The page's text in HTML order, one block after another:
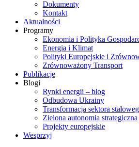
Dokumenty
Kontakt
Aktualności
Programy
Ekonomia i Polityka
Energia i Klimat
Polityki Europejskie i
Zrównoważony Transport
Publikacje
Blogi
Rynki energii – blog
Odbudowa Ukrainy
Transformacja sektora
Zielona autonomia strategiczna
Projekty europejskie
Wesprzyj